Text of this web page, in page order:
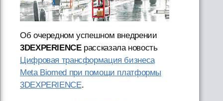
Об очередном успешном внедрении
3DEXPERIENCEрассказала новость
Цифровая трансформация бизнеса
Meta Biomed при помощи платформы
3DEXPERIENCE.